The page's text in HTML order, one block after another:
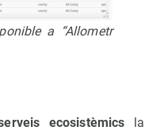
a “Allometr
ecosistèmics la